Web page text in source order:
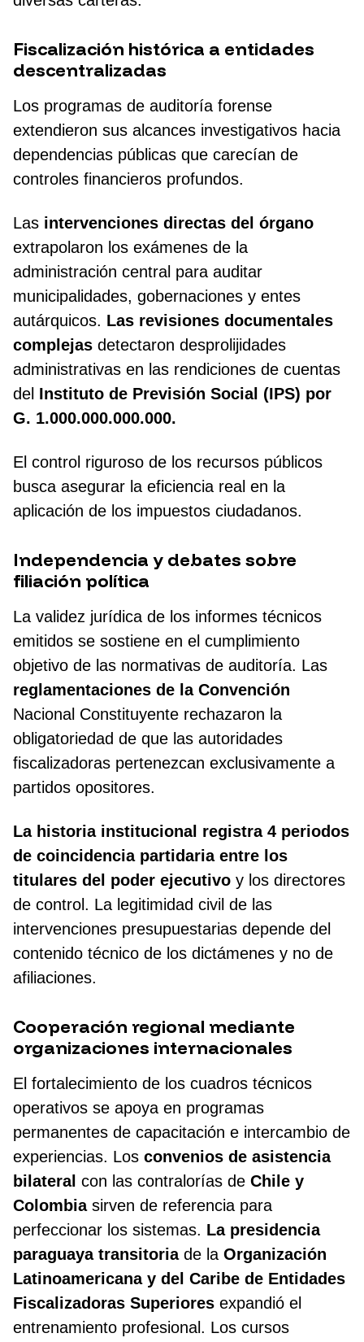
Fiscalización histórica a entidades
descentralizadas
Los programas de auditoría forense
extendieron sus alcances investigativos hacia
dependencias públicas que carecían de
controles financieros profundos.
Las intervenciones directas del órgano
extrapolaron los exámenes de la
administración central para auditar
municipalidades, gobernaciones y entes
autárquicos. Las revisiones documentales
complejas detectaron desprolijidades
administrativas en las rendiciones de cuentas
del Instituto de Previsión Social (IPS) por
G. 1.000.000.000.000.
El control riguroso de los recursos públicos
busca asegurar la eficiencia real en la
aplicación de los impuestos ciudadanos.
Independencia y debates sobre
filiación política
La validez jurídica de los informes técnicos
emitidos se sostiene en el cumplimiento
objetivo de las normativas de auditoría. Las
reglamentaciones de la Convención
Nacional Constituyente rechazaron la
obligatoriedad de que las autoridades
fiscalizadoras pertenezcan exclusivamente a
partidos opositores.
La historia institucional registra 4 periodos
de coincidencia partidaria entre los
titulares del poder ejecutivo y los directores
de control. La legitimidad civil de las
intervenciones presupuestarias depende del
contenido técnico de los dictámenes y no de
afiliaciones.
Cooperación regional mediante
organizaciones internacionales
El fortalecimiento de los cuadros técnicos
operativos se apoya en programas
permanentes de capacitación e intercambio de
experiencias. Los convenios de asistencia
bilateral con las contralorías de Chile y
Colombiasirven de referencia para
perfeccionar los sistemas. La presidencia
paraguaya transitoriade la Organización
Latinoamericana y del Caribe de Entidades
Fiscalizadoras Superiores expandió el
entrenamiento profesional. Los cursos